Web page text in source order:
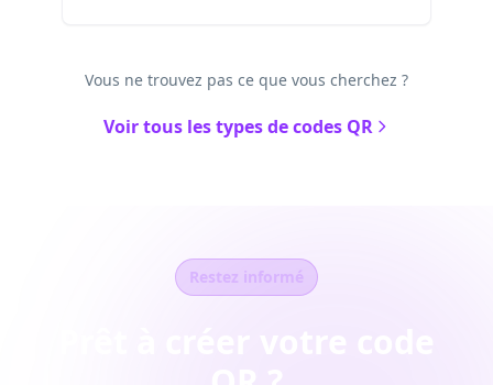
Vous ne trouvez pas ce que vous cherchez ?
Voir tous les types de codes QR
Restez informé